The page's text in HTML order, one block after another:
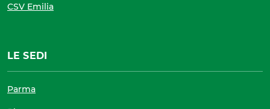
CSV Emilia
LE SEDI
Parma